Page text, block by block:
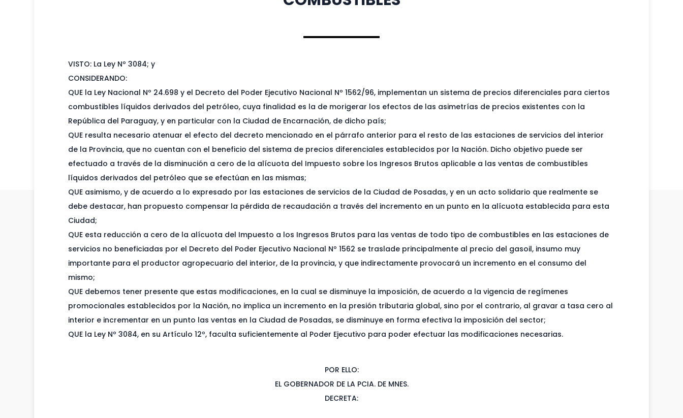
VISTO: La Ley Nº 3084; y
CONSIDERANDO:
QUE la Ley Nacional Nº 24.698 y el Decreto del Poder Ejecutivo Nacional Nº 1562/96, implementan un sistema de precios diferenciales para ciertos
combustibles líquidos derivados del petróleo, cuya finalidad es la de morigerar los efectos de las asimetrías de precios existentes con la
República del Paraguay, y en particular con la Ciudad de Encarnación, de dicho país;
QUE resulta necesario atenuar el efecto del decreto mencionado en el párrafo anterior para el resto de las estaciones de servicios del interior
de la Provincia, que no cuentan con el beneficio del sistema de precios diferenciales establecidos por la Nación. Dicho objetivo puede ser
efectuado a través de la disminución a cero de la alícuota del Impuesto sobre los Ingresos Brutos aplicable a las ventas de combustibles
líquidos derivados del petróleo que se efectúan en las mismas;
QUE asimismo, y de acuerdo a lo expresado por las estaciones de servicios de la Ciudad de Posadas, y en un acto solidario que realmente se
debe destacar, han propuesto compensar la pérdida de recaudación a través del incremento en un punto en la alícuota establecida para esta
Ciudad;
QUE esta reducción a cero de la alícuota del Impuesto a los Ingresos Brutos para las ventas de todo tipo de combustibles en las estaciones de
servicios no beneficiadas por el Decreto del Poder Ejecutivo Nacional Nº 1562 se traslade principalmente al precio del gasoil, insumo muy
importante para el productor agropecuario del interior, de la provincia, y que indirectamente provocará un incremento en el consumo del
mismo;
QUE debemos tener presente que estas modificaciones, en la cual se disminuye la imposición, de acuerdo a la vigencia de regímenes
promocionales establecidos por la Nación, no implica un incremento en la presión tributaria global, sino por el contrario, al gravar a tasa cero al
interior e incrementar en un punto las ventas en la Ciudad de Posadas, se disminuye en forma efectiva la imposición del sector;
QUE la Ley Nº 3084, en su Artículo 12º, faculta suficientemente al Poder Ejecutivo para poder efectuar las modificaciones necesarias.
POR ELLO:
EL GOBERNADOR DE LA PCIA. DE MNES.
DECRETA: